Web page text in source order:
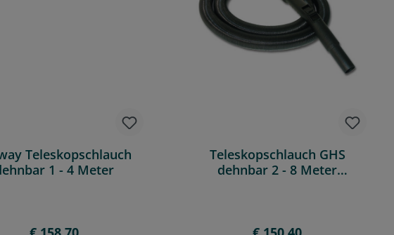
Teleskopschlauch
1 - 4 Meter
Regulärer Preis:
Teleskopschlauch GHS
dehnbar 2 - 8 Meter
Regulärer Preis: